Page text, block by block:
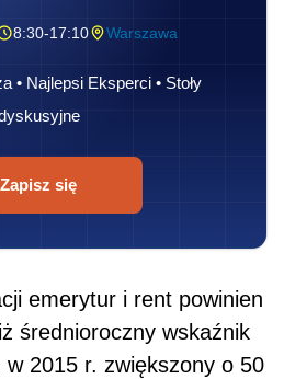
8:30-17:10 Warszawa
• Najlepsi Eksperci • Stoły
Zapisz się
emerytur i rent powinien
średnioroczny wskaźnik
w 2015 r. zwiększony o 50